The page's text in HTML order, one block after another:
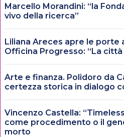
Marcello Morandini: “la
vivo della ricerca”
Liliana Areces apre le porte
Officina Progresso: “La
Arte e finanza. Polidoro da
certezza storica in dialogo
Vincenzo Castella:
come procedimento o il
morto